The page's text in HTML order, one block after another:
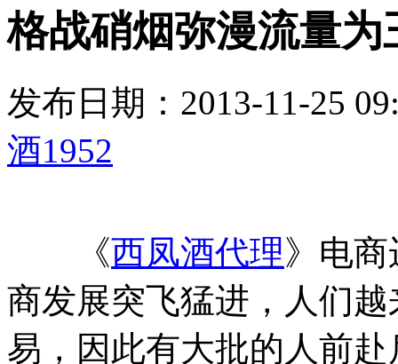
格战硝烟弥漫流量为
发布日期：2013-11-25
酒1952
《西凤酒代理》电
商发展突飞猛进，人们
易，因此有大批的人前